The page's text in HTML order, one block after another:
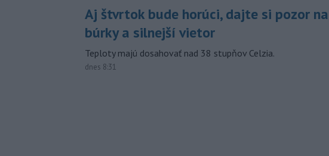
Aj štvrtok bude horúci, dajte si pozor na
búrky a silnejší vietor
Teploty majú dosahovať nad 38 stupňov Celzia.
dnes 8:31